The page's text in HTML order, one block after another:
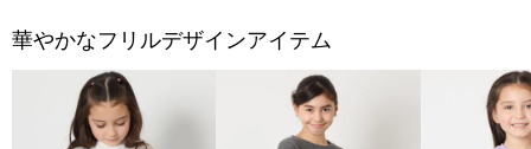
華やかなフリルデザインアイテム